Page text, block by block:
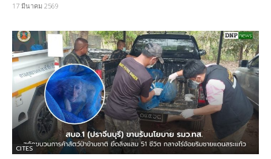
17 มีนาคม 2569
CITES